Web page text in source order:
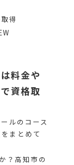
得
料金や
資格取
ルのコース
まとめて
？高知市の